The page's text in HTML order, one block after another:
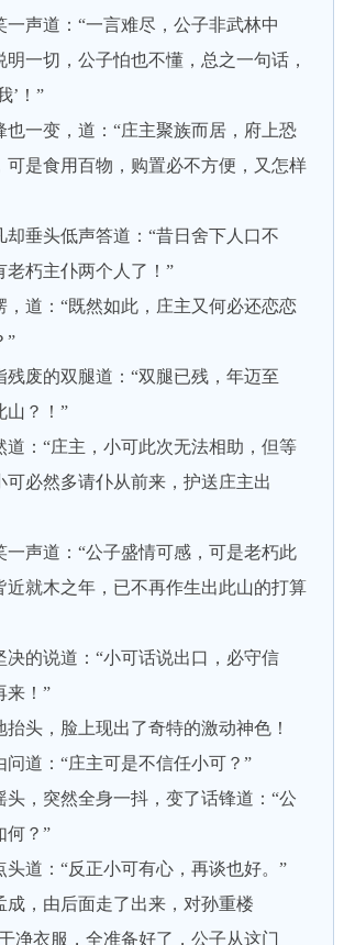
声道：“一言难尽，公子非武林中
明一切，公子怕也不懂，总之一句话，
’！”
一变，道：“庄主聚族而居，府上恐
可是食用百物，购置必不方便，又怎样
垂头低声答道：“昔日舍下人口不
老朽主仆两个人了！”
道：“既然如此，庄主又何必还恋恋
”
废的双腿道：“双腿已残，年迈至
山？！”
：“庄主，小可此次无法相助，但等
可必然多请仆从前来，护送庄主出
声道：“公子盛情可感，可是老朽此
近就木之年，已不再作生出此山的打算
的说道：“小可话说出口，必守信
来！”
，脸上现出了奇特的激动神色！
道：“庄主可是不信任小可？”
，突然全身一抖，变了话锋道：“公
何？”
道：“反正小可有心，再谈也好。”
，由后面走了出来，对孙重楼
净衣服，全准备好了，公子从这门